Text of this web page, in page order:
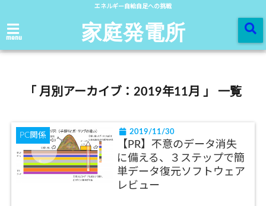
エネルギー自給自足への挑戦
menu 家庭発電所
「 月別アーカイブ：2019年11月 」 一覧
PC関係 2019/11/30
【PR】不意のデータ消失
に備える、３ステップで簡
単データ復元ソフトウェア
レビュー